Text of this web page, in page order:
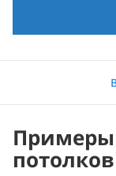
Примеры